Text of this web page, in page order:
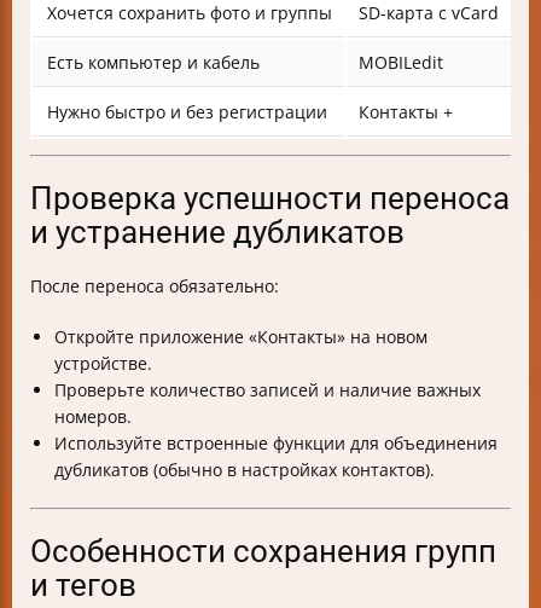
Хочется сохранить фото и группы SD-карта с vCard
Есть компьютер и кабель MOBILedit
Нужно быстро и без регистрации Контакты +
Проверка успешности переноса
и устранение дубликатов
После переноса обязательно:
Откройте приложение «Контакты» на новом
устройстве.
Проверьте количество записей и наличие важных
номеров.
Используйте встроенные функции для объединения
дубликатов (обычно в настройках контактов).
Особенности сохранения групп
и тегов